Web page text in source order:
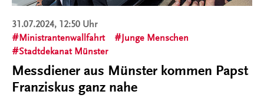
31.07.2024, 12:50 Uhr
Ministrantenwallfahrt
Junge Menschen
Stadtdekanat Münster
Messdiener aus Münster kommen Papst
Franziskus ganz nahe